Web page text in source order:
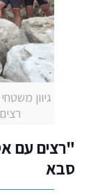
גיוון
"רצים עם
סבא